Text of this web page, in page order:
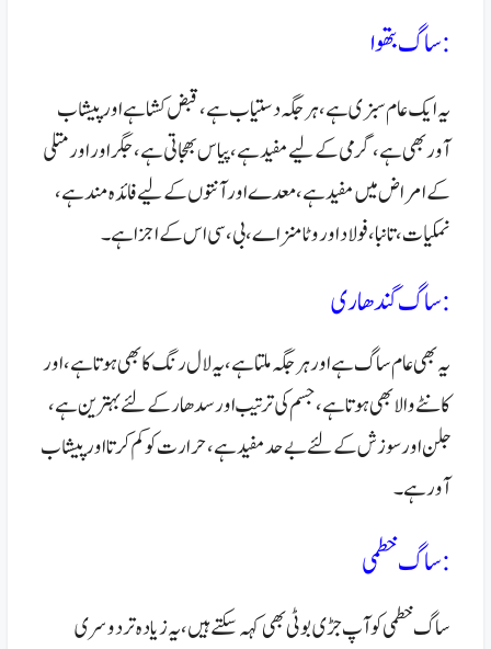
:ساگ بتھوا
یہ ایک عام سبزی ہے، ہر جگہ دستیاب ہے، قبض کشا ہے اور پیشاب
آور بھی ہے،گرمی کے لیے مفید ہے، پیاس بھجاتی ہے، جگر اور اور متلی
کے امراض میں مفید ہے، معدے اور آنتوں کے لیے فائدہ مند ہے،
نمکیات، تانبا، فولاد اور وٹامنز اے، بی ،سی اس کے اجزا ہے۔
:ساگ گندھاری
یہ بھی عام ساگ ہے اور ہر جگہ ملتا ہے، یہ لال رنگ کا بھی ہوتا ہے، اور
کانٹے والا بھی ہوتا ہے، جسم کی ترتیب اور سدھار کے لئے بہترین ہے،
جلن اور سوزش کے لئے بے حد مفید ہے، حرارت کو کم کرتا اور پیشاب
آور ہے۔
:ساگ خطمی
ساگ خطمی کو آپ جڑی بوٹی بھی کہہ سکتے ہیں، یہ زیادہ تر دوسری